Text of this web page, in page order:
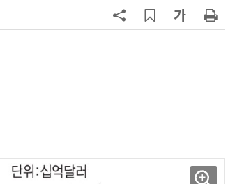
솔루션, 광 통신 솔루션 수직 계열
화…'실리콘 포토닉스·CPO 집중 공
원 구형 태양전지 IEC 국제표준 개발
과제 공식 승인